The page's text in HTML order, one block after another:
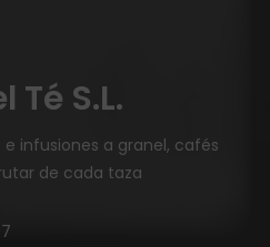
Té S.L.
infusiones a granel, cafés
de cada taza